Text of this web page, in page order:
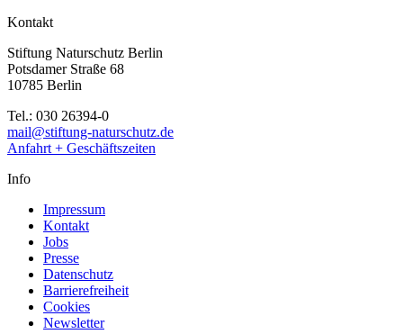
Kontakt
Stiftung Naturschutz Berlin
Potsdamer Straße 68
10785 Berlin
Tel.: 030 26394-0
mail@stiftung-naturschutz.de
Anfahrt + Geschäftszeiten
Info
Impressum
Kontakt
Jobs
Presse
Datenschutz
Barrierefreiheit
Cookies
Newsletter